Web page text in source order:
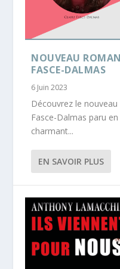
NOUVEAU
FASCE-DALMAS
6 Juin 2023
Découvrez le
Fasce-Dalmas paru
charmant...
EN SAVOIR PLUS